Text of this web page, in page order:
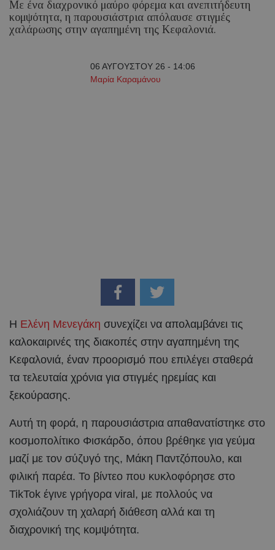
Με ένα διαχρονικό μαύρο φόρεμα και ανεπιτήδευτη
κομψότητα, η παρουσιάστρια απόλαυσε στιγμές
χαλάρωσης στην αγαπημένη της Κεφαλονιά.
06 ΑΥΓΟΥΣΤΟΥ 26 - 14:06
Μαρία Καραμάνου
Η Ελένη Μενεγάκη συνεχίζει να απολαμβάνει τις
καλοκαιρινές της διακοπές στην αγαπημένη της
Κεφαλονιά, έναν προορισμό που επιλέγει σταθερά
τα τελευταία χρόνια για στιγμές ηρεμίας και
ξεκούρασης.
Αυτή τη φορά, η παρουσιάστρια απαθανατίστηκε στο
κοσμοπολίτικο Φισκάρδο, όπου βρέθηκε για γεύμα
μαζί με τον σύζυγό της, Μάκη Παντζόπουλο, και
φιλική παρέα. Το βίντεο που κυκλοφόρησε στο
TikTok έγινε γρήγορα viral, με πολλούς να
σχολιάζουν τη χαλαρή διάθεση αλλά και τη
διαχρονική της κομψότητα.